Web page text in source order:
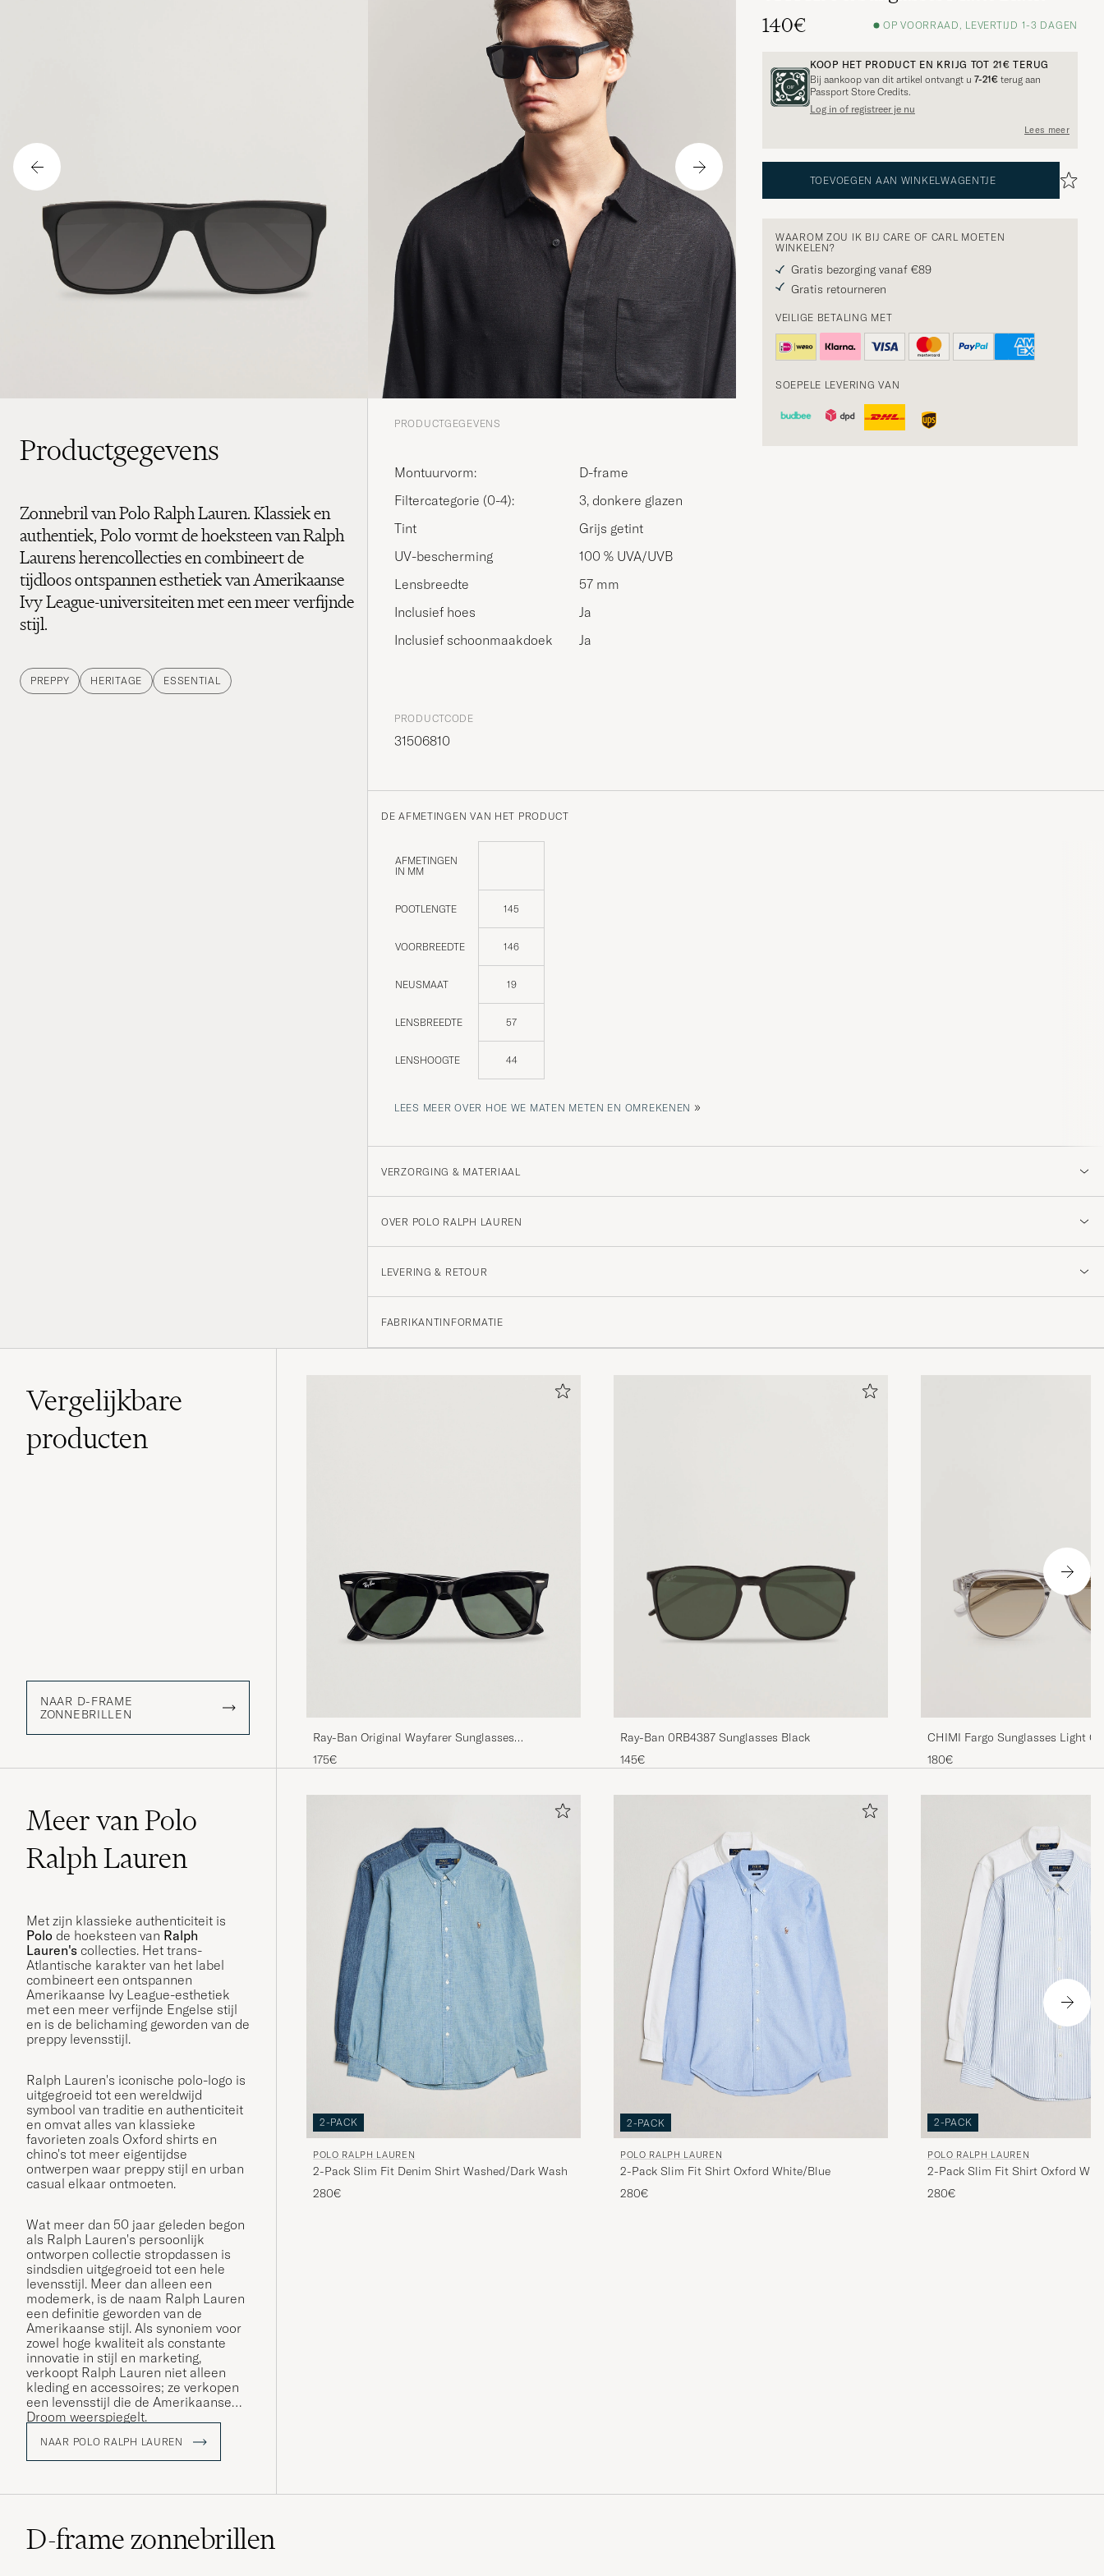
140€
OP VOORRAAD, LEVERTIJD 1-3 DAGEN
KOOP HET PRODUCT EN KRIJG TOT 21€ TERUG
Bij aankoop van dit artikel ontvangt u 7-21€ terug aan
Passport Store Credits.
Log in of registreer je nu
Lees meer
TOEVOEGEN AAN WINKELWAGENTJE
WAAROM ZOU IK BIJ CARE OF CARL MOETEN
WINKELEN?
Gratis bezorging vanaf €89
Gratis retourneren
VEILIGE BETALING MET
SOEPELE LEVERING VAN
Productgegevens
Zonnebril van Polo Ralph Lauren. Klassiek en
authentiek, Polo vormt de hoeksteen van Ralph
Laurens herencollecties en combineert de
tijdloos ontspannen esthetiek van Amerikaanse
Ivy League-universiteiten met een meer verfijnde
stijl.
PREPPY HERITAGE ESSENTIAL
PRODUCTGEGEVENS
Montuurvorm:
D-frame
Filtercategorie (0-4):
3, donkere glazen
Tint
Grijs getint
UV-bescherming
100 % UVA/UVB
Lensbreedte
57 mm
Inclusief hoes
Ja
Inclusief schoonmaakdoek
Ja
PRODUCTCODE
31506810
DE AFMETINGEN VAN HET PRODUCT
AFMETINGEN
IN MM
POOTLENGTE 145
VOORBREEDTE 146
NEUSMAAT 19
LENSBREEDTE 57
LENSHOOGTE 44
LEES MEER OVER HOE WE MATEN METEN EN OMREKENEN »
VERZORGING & MATERIAAL
OVER POLO RALPH LAUREN
LEVERING & RETOUR
FABRIKANTINFORMATIE
Vergelijkbare
producten
NAAR D-FRAME
ZONNEBRILLEN
Ray-Ban Original Wayfarer Sunglasses
Black/Crystal Green
175€
Ray-Ban 0RB4387 Sunglasses Black
145€
CHIMI Fargo Sunglasses Light
180€
Meer van Polo
Ralph Lauren
Met zijn klassieke authenticiteit is
Polo de hoeksteen van Ralph
Lauren's collecties. Het trans-
Atlantische karakter van het label
combineert een ontspannen
Amerikaanse Ivy League-esthetiek
met een meer verfijnde Engelse stijl
en is de belichaming geworden van de
preppy levensstijl.
Ralph Lauren's iconische polo-logo is
uitgegroeid tot een wereldwijd
symbool van traditie en authenticiteit
en omvat alles van klassieke
favorieten zoals Oxford shirts en
chino's tot meer eigentijdse
ontwerpen waar preppy stijl en urban
casual elkaar ontmoeten.
Wat meer dan 50 jaar geleden begon
als Ralph Lauren's persoonlijk
ontworpen collectie stropdassen is
sindsdien uitgegroeid tot een hele
levensstijl. Meer dan alleen een
modemerk, is de naam Ralph Lauren
een definitie geworden van de
Amerikaanse stijl. Als synoniem voor
zowel hoge kwaliteit als constante
innovatie in stijl en marketing,
verkoopt Ralph Lauren niet alleen
kleding en accessoires; ze verkopen
een levensstijl die de Amerikaanse
Droom weerspiegelt.
NAAR POLO RALPH LAUREN
2-PACK
POLO RALPH LAUREN
2-Pack Slim Fit Denim Shirt Washed/Dark Wash
280€
2-PACK
POLO RALPH LAUREN
2-Pack Slim Fit Shirt Oxford White/Blue
280€
2-PACK
POLO RALPH LAUREN
2-Pack Slim Fit Shirt Oxford
280€
D-frame zonnebrillen